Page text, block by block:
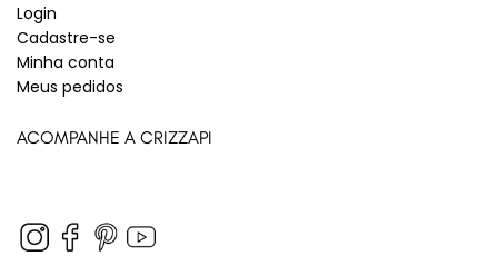
Login
Cadastre-se
Minha conta
Meus pedidos
ACOMPANHE A CRIZZAPI